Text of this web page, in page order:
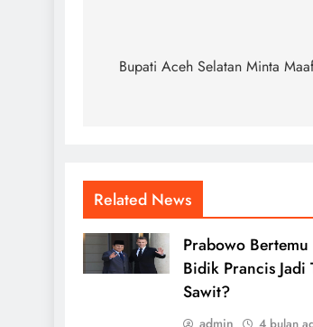
pos
Bupati Aceh Selatan Minta
Related News
Prabowo
Bidik Prancis Jadi
Sawit?
admin 4 bulan